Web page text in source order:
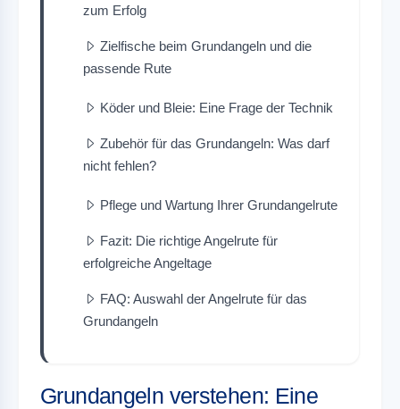
zum Erfolg
Zielfische beim Grundangeln und die
passende Rute
Köder und Bleie: Eine Frage der Technik
Zubehör für das Grundangeln: Was darf
nicht fehlen?
Pflege und Wartung Ihrer Grundangelrute
Fazit: Die richtige Angelrute für
erfolgreiche Angeltage
FAQ: Auswahl der Angelrute für das
Grundangeln
Grundangeln verstehen: Eine